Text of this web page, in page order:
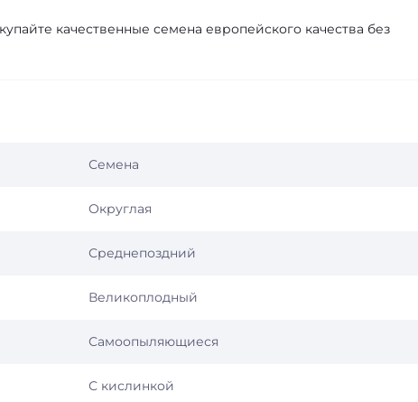
качественные семена европейского качества без
Семена
Округлая
Среднепоздний
Великоплодный
Самоопыляющиеся
С кислинкой